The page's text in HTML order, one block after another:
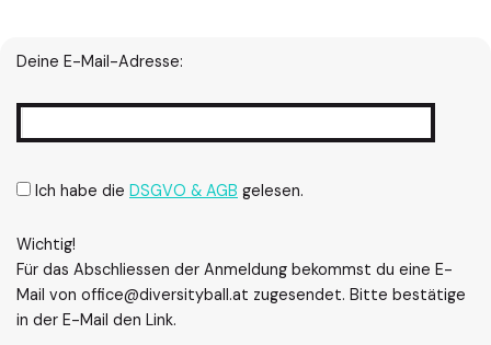
Deine E-Mail-Adresse:
Ich habe die DSGVO & AGB gelesen.
Wichtig!
Für das Abschliessen der Anmeldung bekommst du eine E-
Mail von office@diversityball.at zugesendet. Bitte bestätige
in der E-Mail den Link.